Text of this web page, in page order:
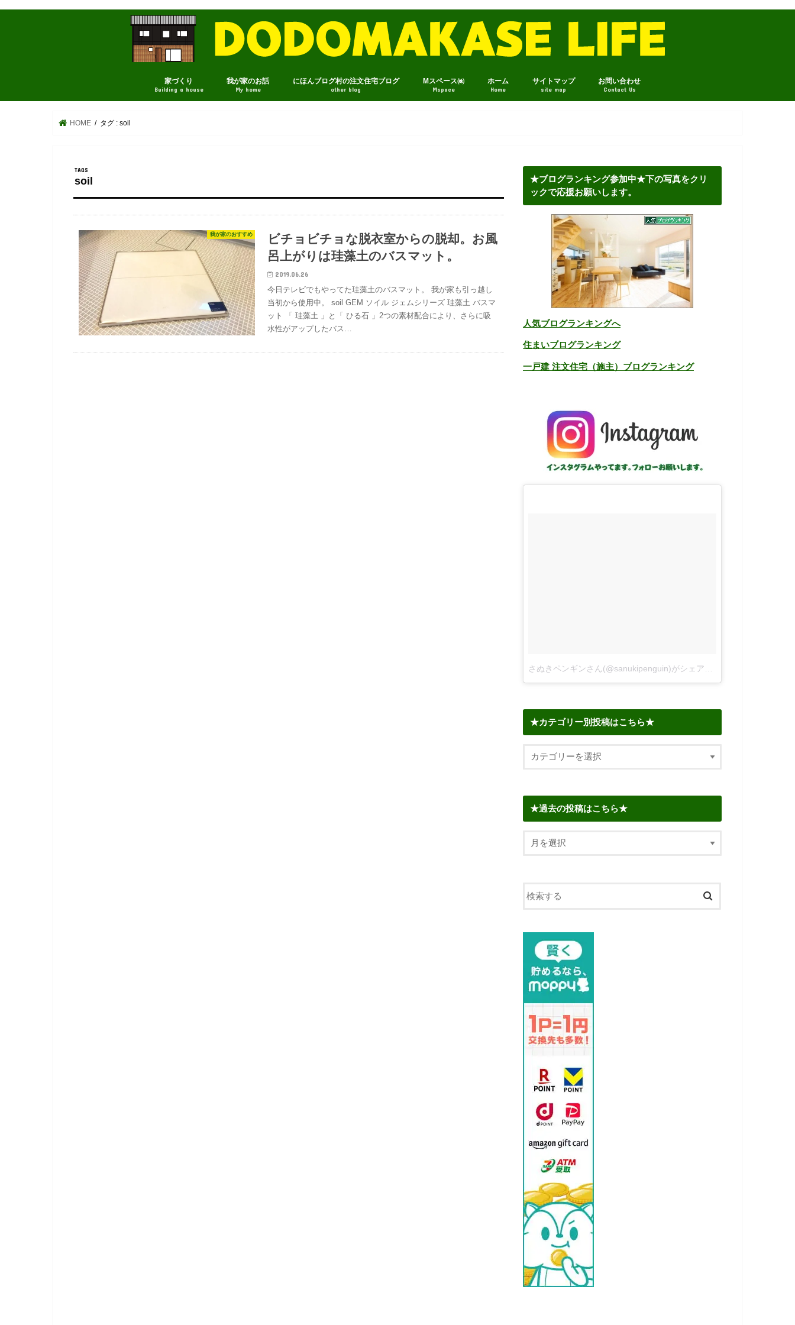
家づくり
Building a house
我が家のお話
My home
にほんブログ村の注文住宅ブログ
other blog
Mスペース㈱
Mspace
ホーム
Home
サイトマップ
site map
お問い合わせ
Contact Us
HOME タグ : soil
soil
我が家のおすすめ
ビチョビチョな脱衣室からの脱却。お風
呂上がりは珪藻土のバスマット。
2019.06.26
今日テレビでもやってた珪藻土のバスマット。 我が家も引っ越し
当初から使用中。 soil GEM ソイル ジェムシリーズ 珪藻土 バスマ
ット 「 珪藻土 」と「 ひる石 」2つの素材配合により、さらに吸
水性がアップしたバス…
★ブログランキング参加中★下の写真をクリ
ックで応援お願いします。
人気ブログランキングへ
住まいブログランキング
一戸建 注文住宅（施主）ブログランキング
★カテゴリー別投稿はこちら★
★過去の投稿はこちら★